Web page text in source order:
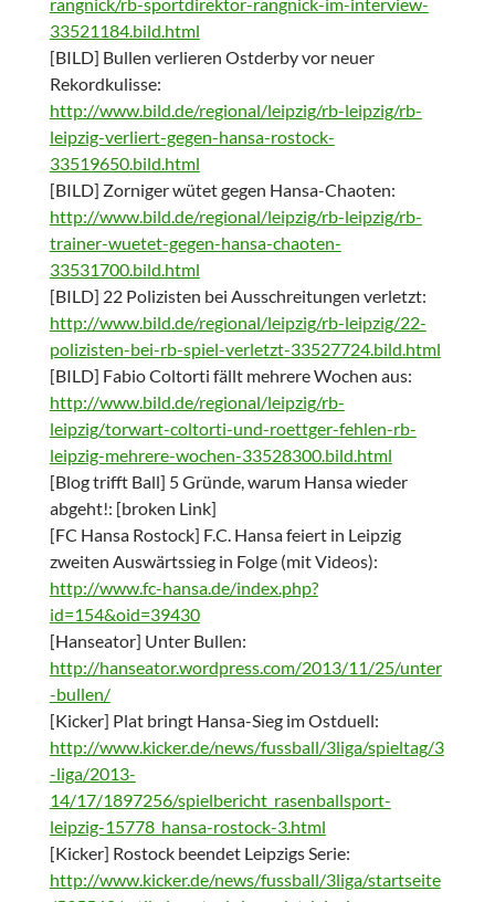
rangnick/rb-sportdirektor-rangnick-im-interview-
33521184.bild.html
[BILD] Bullen verlieren Ostderby vor neuer
Rekordkulisse:
http://www.bild.de/regional/leipzig/rb-leipzig/rb-
leipzig-verliert-gegen-hansa-rostock-
33519650.bild.html
[BILD] Zorniger wütet gegen Hansa-Chaoten:
http://www.bild.de/regional/leipzig/rb-leipzig/rb-
trainer-wuetet-gegen-hansa-chaoten-
33531700.bild.html
[BILD] 22 Polizisten bei Ausschreitungen verletzt:
http://www.bild.de/regional/leipzig/rb-leipzig/22-
polizisten-bei-rb-spiel-verletzt-33527724.bild.html
[BILD] Fabio Coltorti fällt mehrere Wochen aus:
http://www.bild.de/regional/leipzig/rb-
leipzig/torwart-coltorti-und-roettger-fehlen-rb-
leipzig-mehrere-wochen-33528300.bild.html
[Blog trifft Ball] 5 Gründe, warum Hansa wieder
abgeht!: [broken Link]
[FC Hansa Rostock] F.C. Hansa feiert in Leipzig
zweiten Auswärtssieg in Folge (mit Videos):
http://www.fc-hansa.de/index.php?
id=154&oid=39430
[Hanseator] Unter Bullen:
http://hanseator.wordpress.com/2013/11/25/unter
-bullen/
[Kicker] Plat bringt Hansa-Sieg im Ostduell:
http://www.kicker.de/news/fussball/3liga/spieltag/3
-liga/2013-
14/17/1897256/spielbericht_rasenballsport-
leipzig-15778_hansa-rostock-3.html
[Kicker] Rostock beendet Leipzigs Serie:
http://www.kicker.de/news/fussball/3liga/startseite